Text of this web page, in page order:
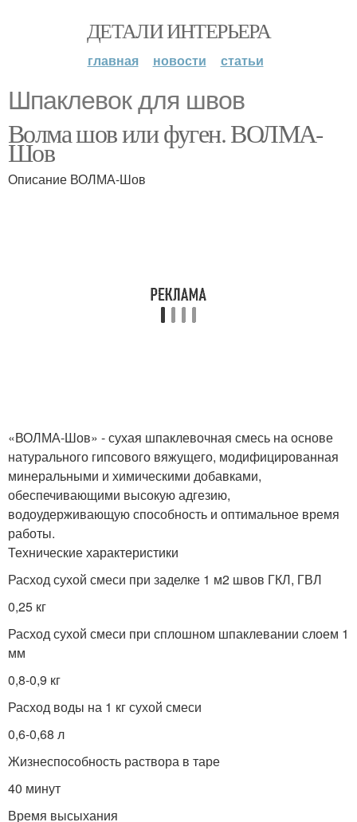
ДЕТАЛИ ИНТЕРЬЕРА
главная новости статьи
Шпаклевок для швов
Волма шов или фуген. ВОЛМА-
Шов
Описание ВОЛМА-Шов
«ВОЛМА-Шов» - сухая шпаклевочная смесь на основе
натурального гипсового вяжущего, модифицированная
минеральными и химическими добавками,
обеспечивающими высокую адгезию,
водоудерживающую способность и оптимальное время
работы.
Технические характеристики
Расход сухой смеси при заделке 1 м2 швов ГКЛ, ГВЛ
0,25 кг
Расход сухой смеси при сплошном шпаклевании слоем 1
мм
0,8-0,9 кг
Расход воды на 1 кг сухой смеси
0,6-0,68 л
Жизнеспособность раствора в таре
40 минут
Время высыхания